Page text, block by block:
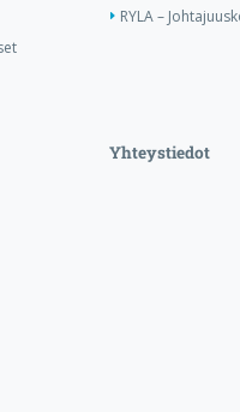
RYLA –
Yhteystiedot